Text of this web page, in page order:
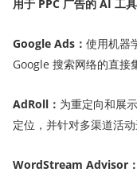
用于 PPC 广告的 AI 工具
Google Ads ： 使用机器
Google 搜索网络的直接
AdRoll ： 为重定向和展
定位，并针对多渠道活动
WordStream Advisor ：